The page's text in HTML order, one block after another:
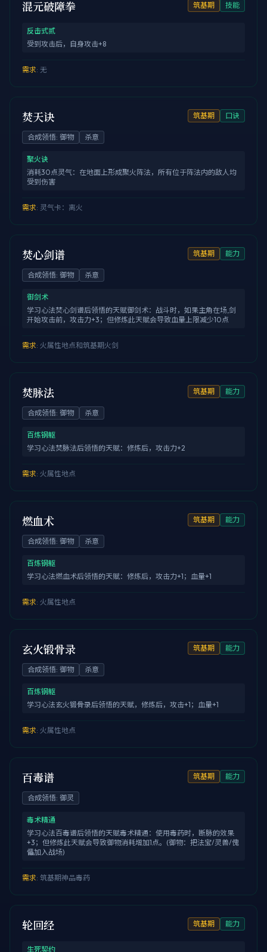
混元破障拳 筑基期 技能
反击式贰
受到攻击后，自身攻击+8
需求: 无
焚天诀 筑基期 口诀
合成领悟: 御物 杀意
聚火诀
消耗30点灵气：在地面上形成聚火阵法，所有位于阵法内的敌人均
受到伤害
需求: 灵气卡：离火
焚心剑谱 筑基期 能力
合成领悟: 御物 杀意
御剑术
学习心法焚心剑谱后领悟的天赋御剑术：战斗时，如果主角在场,剑
开始攻击前，攻击力+3；但修炼此天赋会导致血量上限减少10点
需求: 火属性地点和筑基期火剑
焚脉法 筑基期 能力
合成领悟: 御物 杀意
百炼钢躯
学习心法焚脉法后领悟的天赋：修炼后，攻击力+2
需求: 火属性地点
燃血术 筑基期 能力
合成领悟: 御物 杀意
百炼钢躯
学习心法燃血术后领悟的天赋：修炼后，攻击力+1；血量+1
需求: 火属性地点
玄火锻骨录 筑基期 能力
合成领悟: 御物 杀意
百炼钢躯
学习心法玄火锻骨录后领悟的天赋，修炼后，攻击+1；血量+1
需求: 火属性地点
百毒谱 筑基期 能力
合成领悟: 御灵
毒术精通
学习心法百毒谱后领悟的天赋毒术精通：使用毒药时，断脉的效果
+3；但修炼此天赋会导致御物消耗增加1点。(御物：把法宝/灵兽/傀
儡加入战场)
需求: 筑基期神品毒药
轮回经 筑基期 能力
生死契约